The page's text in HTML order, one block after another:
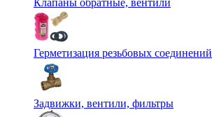
Герметизация резьбовых соединений
Задвижки, вентили, фильтры